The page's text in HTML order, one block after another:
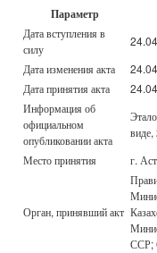
Параметр
Дата вступления в
силу
Дата изменения акта
Дата принятия акта
Информация об
официальном
опубликовании акта
Место принятия
г.
Орган, принявший акт
ССР;